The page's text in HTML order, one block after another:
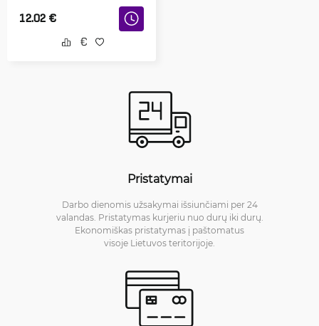
12.02 €
Pristatymai
Darbo dienomis užsakymai išsiunčiami per 24
valandas. Pristatymas kurjeriu nuo durų iki durų.
Ekonomiškas pristatymas į paštomatus
visoje Lietuvos teritorijoje.